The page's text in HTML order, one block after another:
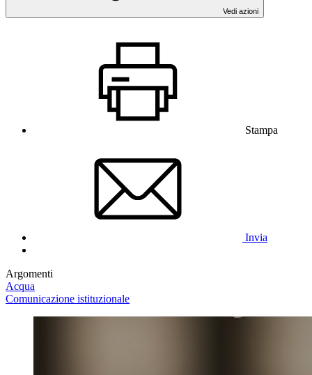
Vedi azioni
Stampa
Invia
Argomenti
Acqua
Comunicazione istituzionale